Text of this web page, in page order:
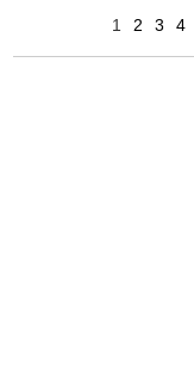
1 2 3 4